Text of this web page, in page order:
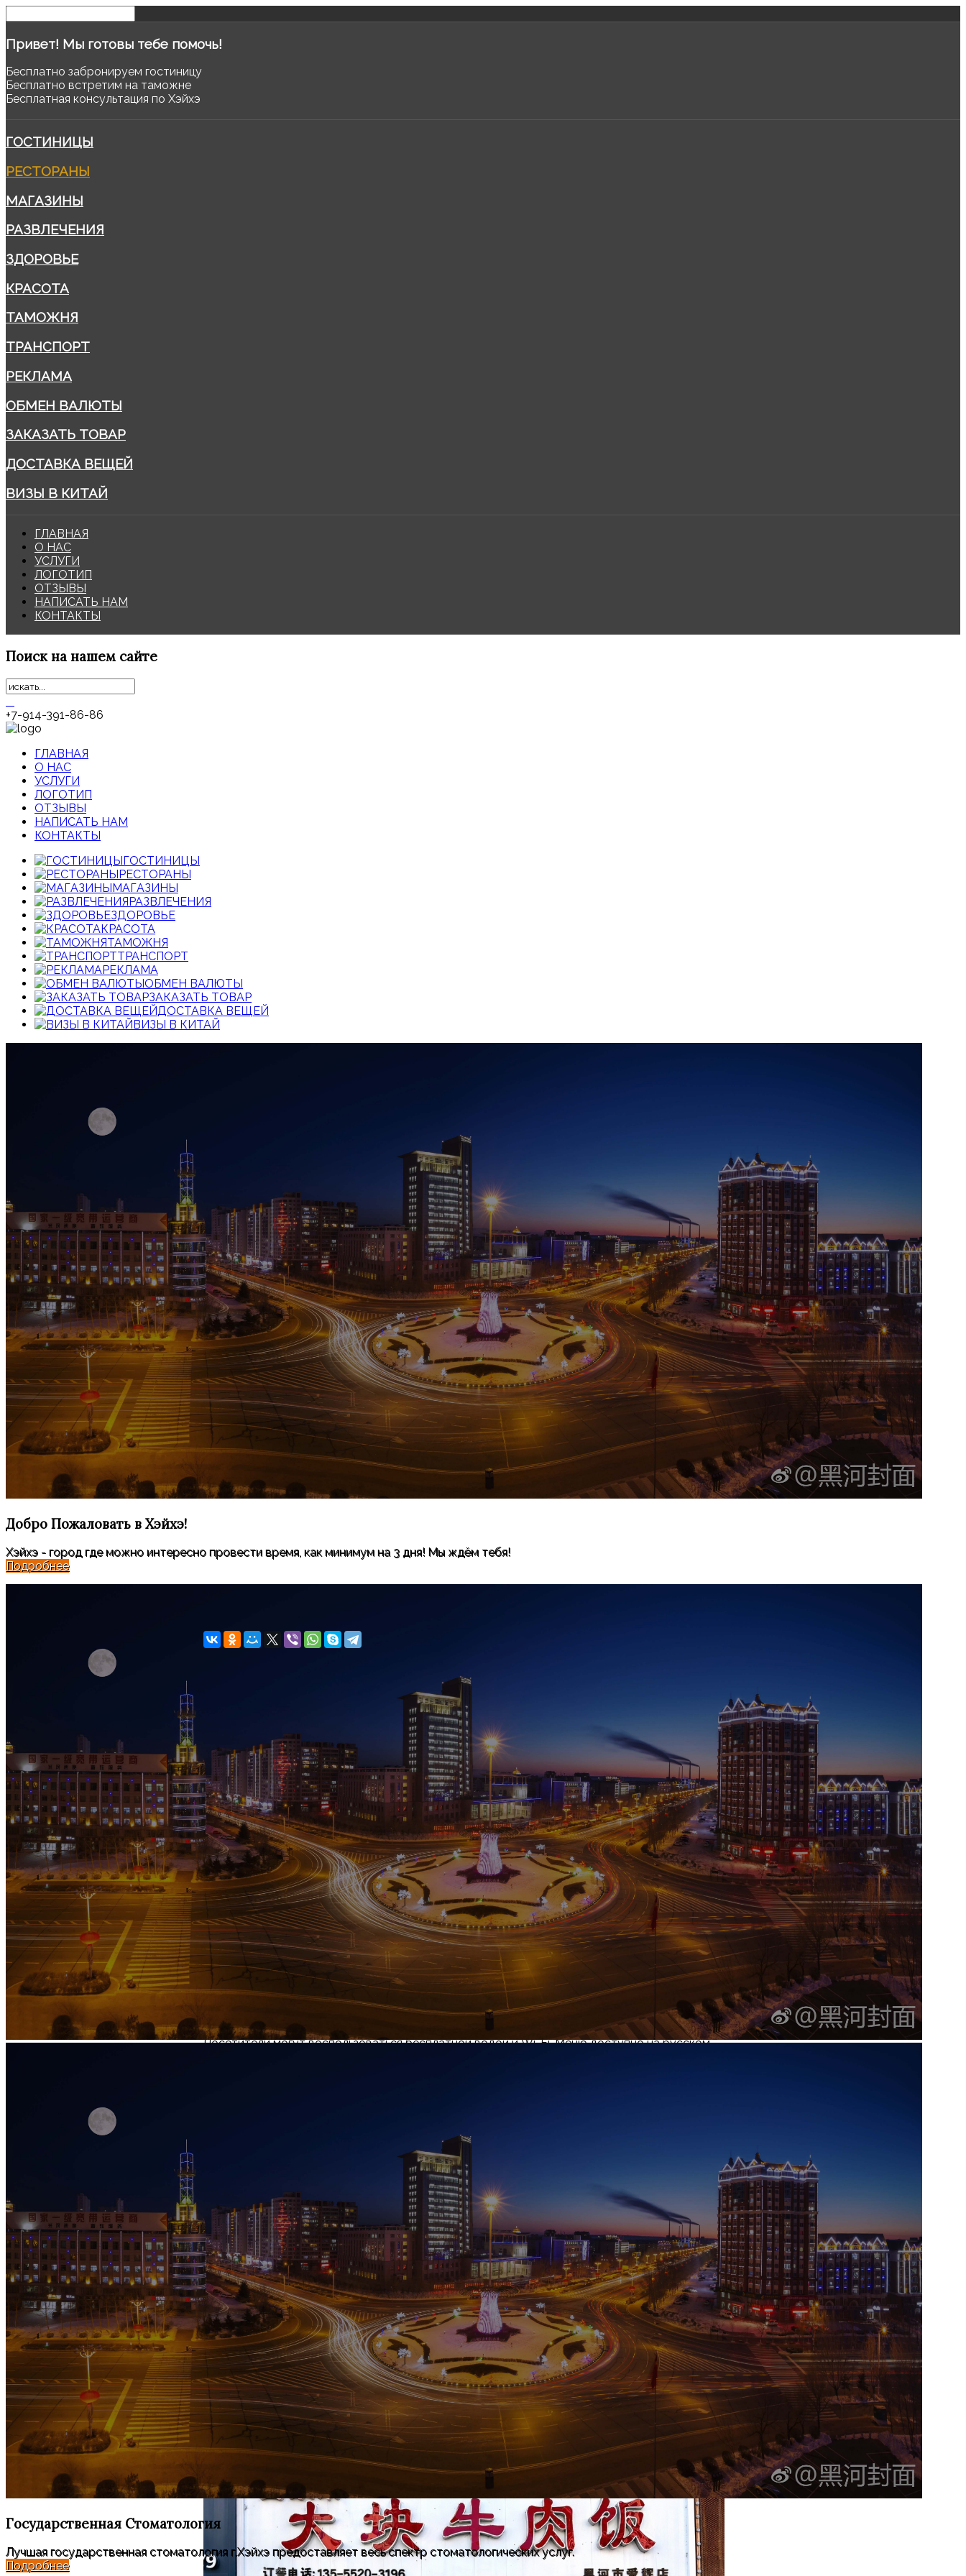
Привет! Мы готовы тебе помочь!
Бесплатно забронируем гостиницу
Бесплатно встретим на таможне
Бесплатная консультация по Хэйхэ
ГОСТИНИЦЫ
РЕСТОРАНЫ
МАГАЗИНЫ
РАЗВЛЕЧЕНИЯ
ЗДОРОВЬЕ
КРАСОТА
ТАМОЖНЯ
ТРАНСПОРТ
РЕКЛАМА
ОБМЕН ВАЛЮТЫ
ЗАКАЗАТЬ ТОВАР
ДОСТАВКА ВЕЩЕЙ
ВИЗЫ В КИТАЙ
ГЛАВНАЯ
О НАС
УСЛУГИ
ЛОГОТИП
ОТЗЫВЫ
НАПИСАТЬ НАМ
КОНТАКТЫ
Поискна нашем сайте
+7-914-391-86-86
ГЛАВНАЯ
О НАС
УСЛУГИ
ЛОГОТИП
ОТЗЫВЫ
НАПИСАТЬ НАМ
КОНТАКТЫ
ГОСТИНИЦЫ
РЕСТОРАНЫ
МАГАЗИНЫ
РАЗВЛЕЧЕНИЯ
ЗДОРОВЬЕ
КРАСОТА
ТАМОЖНЯ
ТРАНСПОРТ
РЕКЛАМА
ОБМЕН ВАЛЮТЫ
ЗАКАЗАТЬ ТОВАР
ДОСТАВКА ВЕЩЕЙ
ВИЗЫ В КИТАЙ
Добро Пожаловать в Хэйхэ!
Хэйхэ - город где можно интересно провести время, как минимум на 3 дня! Мы ждём тебя!
Подробнее
Государственная Стоматология
Лучшая государственная стоматология г.Хэйхэ предоставляет весь спектр стоматологических услуг.
Подробнее
Отличное место для любителей вкусной говядины. Рис с картошкой и говядиной, томатный
или тёмный соус, салаты, бульон с тефтельками, бесплатная вода и Wi-Fi. Меню на русском
▶ Смотреть видео с этого места
Кафе «Гайтунлай» (盖东来大块牛肉饭) в Хэйхэ — небольшое, но популярное среди местных
жителей заведение, которое особенно ценят за вкусную и сочную говядину. Расположено
кафе всего в одном квартале от арки на начале пешеходной улицы, что делает его удобным
для туристов и жителей города.
Главная особенность заведения — два фирменных блюда:
Рис с картошкой и говядиной в тёмном соусе
Рис с картошкой и говядиной в томатном соусе
Каждое блюдо имеет насыщенный вкус и подаётся с бесплатной добавкой риса. Также
блюда можно взять с собой в одноразовой посуде, что удобно для перекуса на ходу.
Меню кафе включает салаты по 3, 5, 10 и 15 юаней, а также разнообразные бесплатные
приправы — нарезанный лук, кинзу и другие специи. В заведении есть одноразовая посуда,
тарелки, ложки и палочки. Для любителей холодных блюд предлагается лапша с холодной
Пепси, а также бульон с тефтельками.
Посетители могут воспользоваться бесплатной водой и Wi-Fi. Меню доступно на русском